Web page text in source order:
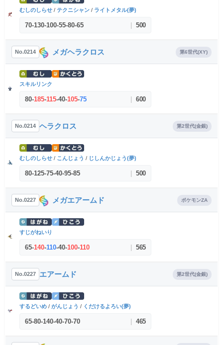
むしのしらせ / テクニシャン / ライトメタル(夢)
70-130-100-55-80-65 500
No.0214 メガヘラクロス 第6世代(XY)
スキルリンク
80-185-115-40-105-75 600
No.0214 ヘラクロス 第2世代(金銀)
むしのしらせ / こんじょう / じしんかじょう(夢)
80-125-75-40-95-85 500
No.0227 メガエアームド ポケモンZA
すじがねいり
65-140-110-40-100-110 565
No.0227 エアームド 第2世代(金銀)
するどいめ / がんじょう / くだけるよろい(夢)
65-80-140-40-70-70 465